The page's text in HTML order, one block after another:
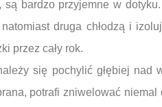
bardzo przyjemne w
druga chłodzą i
przez cały rok.
się pochylić głębiej nad
potrafi zniwelować